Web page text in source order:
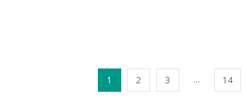
1 2 3 ... 14